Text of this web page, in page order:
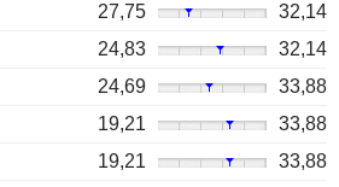
27,75
32,14
24,83
32,14
24,69
33,88
19,21
33,88
19,21
33,88